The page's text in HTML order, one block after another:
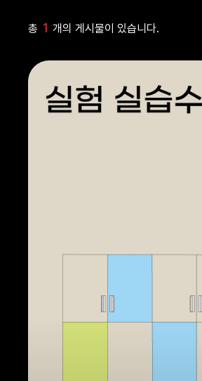
총 1 개의 게시물이 있습니다.